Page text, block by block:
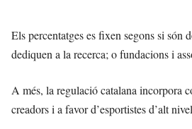
Els percentatges es fixen segons si són
dediquen a la recerca; o fundacions i
A més, la regulació catalana incorpora
creadorsi a favor d’esportistes d’alt